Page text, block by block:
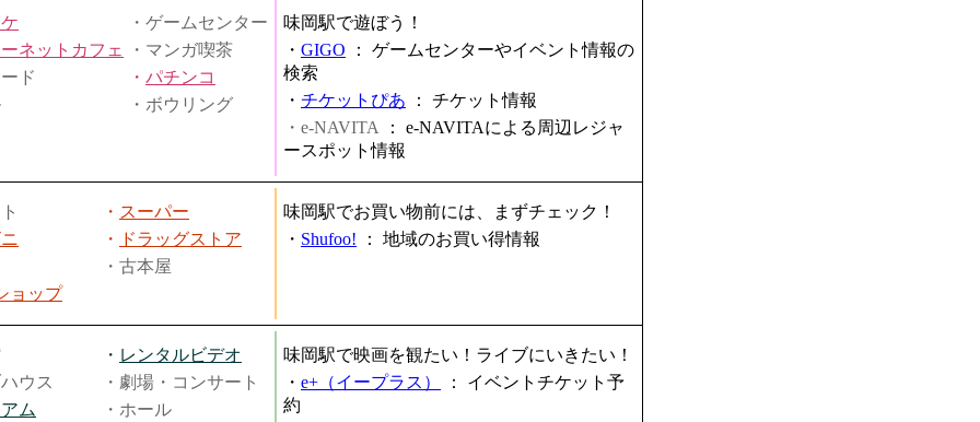
・ゲームセンター
ネットカフェ
・マンガ喫茶
ド
・ パチンコ
・ボウリング
味岡駅で遊ぼう！
・ GIGO ： ゲームセンターやイベント情報の
検索
・ チケットぴあ ： チケット情報
・e-NAVITA
： e-NAVITAによる周辺レジャ
ースポット情報
・ スーパー
・
ドラッグストア
・古本屋
ョップ
味岡駅でお買い物前には、まずチェック！
・ Shufoo! ： 地域のお買い得情報
・ レンタルビデオ
ウス
・劇場・コンサート
ム
・ホール
味岡駅で映画を観たい！ライブにいきたい！
・ e+（イープラス） ： イベントチケット予
約